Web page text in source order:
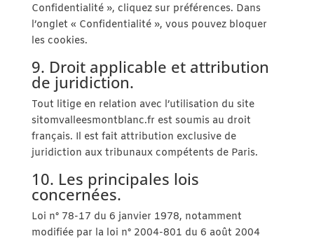
Confidentialité », cliquez sur préférences. Dans
l’onglet « Confidentialité », vous pouvez bloquer
les cookies.
9. Droit applicable et attribution
de juridiction.
Tout litige en relation avec l’utilisation du site
sitomvalleesmontblanc.fr est soumis au droit
français. Il est fait attribution exclusive de
juridiction aux tribunaux compétents de Paris.
10. Les principales lois
concernées.
Loi n° 78-17 du 6 janvier 1978, notamment
modifiée par la loi n° 2004-801 du 6 août 2004